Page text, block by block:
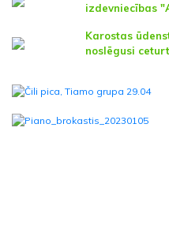
izdevniecības
Karostas
noslēgusi